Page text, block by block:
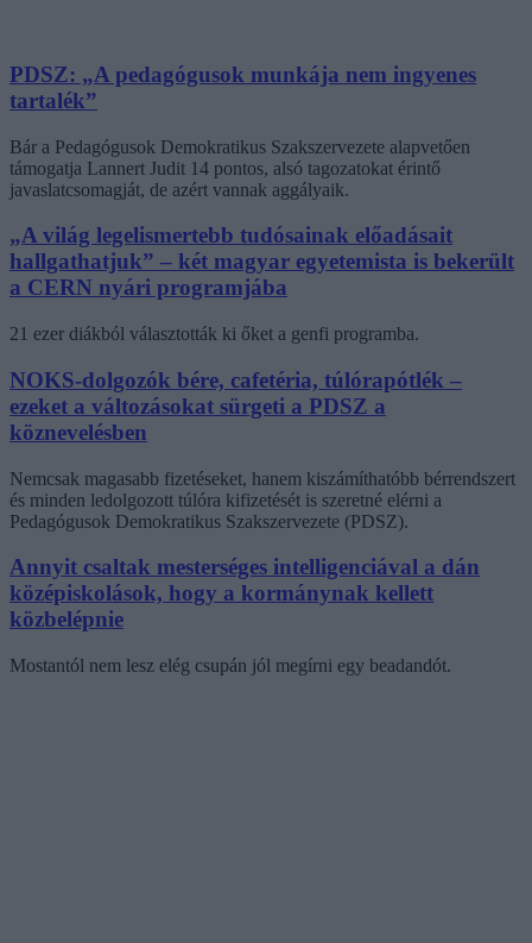
PDSZ: „A pedagógusok munkája nem ingyenes
tartalék”
Bár a Pedagógusok Demokratikus Szakszervezete alapvetően
támogatja Lannert Judit 14 pontos, alsó tagozatokat érintő
javaslatcsomagját, de azért vannak aggályaik.
„A világ legelismertebb tudósainak előadásait
hallgathatjuk” – két magyar egyetemista is bekerült
a CERN nyári programjába
21 ezer diákból választották ki őket a genfi programba.
NOKS-dolgozók bére, cafetéria, túlórapótlék –
ezeket a változásokat sürgeti a PDSZ a
köznevelésben
Nemcsak magasabb fizetéseket, hanem kiszámíthatóbb bérrendszert
és minden ledolgozott túlóra kifizetését is szeretné elérni a
Pedagógusok Demokratikus Szakszervezete (PDSZ).
Annyit csaltak mesterséges intelligenciával a dán
középiskolások, hogy a kormánynak kellett
közbelépnie
Mostantól nem lesz elég csupán jól megírni egy beadandót.